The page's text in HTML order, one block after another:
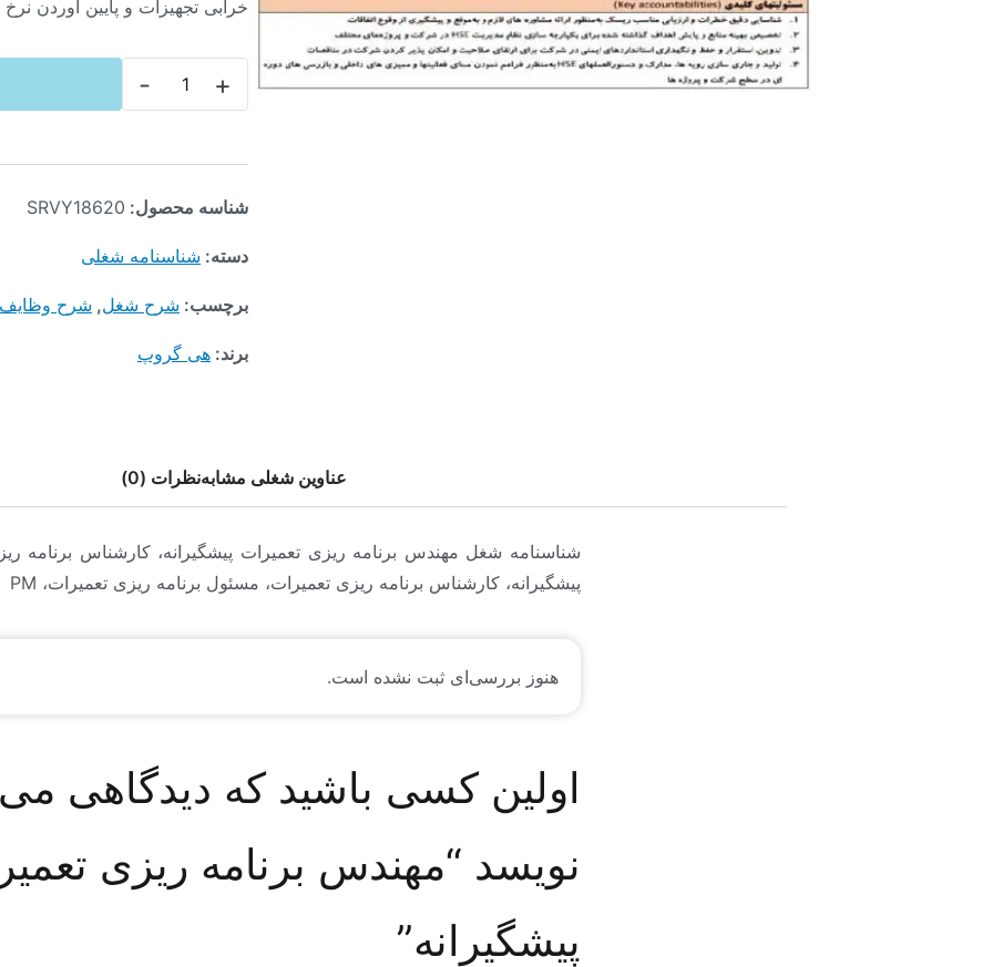
خرابی تجهیزات و پایین آوردن
- +
شناسه محصول: SRVY18620
دسته: شناسنامه شغلی
برچسب: شرح شغل, شرح وظایف
برند: هی گروپ
عناوین شغلی مشابهنظرات (0)
شناسنامه شغل مهندس برنامه ریزی تعمیرات پیشگیرانه، کارشناس برنامه
پیشگیرانه، کارشناس برنامه ریزی تعمیرات، مسئول برنامه ریزی تعمیرات، PM
هنوز بررسی‌ای ثبت نشده است.
اولین کسی باشید که دیدگاهی
نویسد “مهندس برنامه ریزی
پیشگیرانه”